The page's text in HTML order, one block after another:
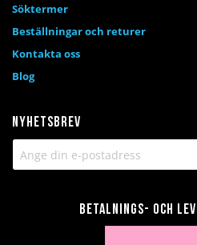
Nyhetsbrev
Betalnings- och
Söktermer
Beställningar och returer
Kontakta oss
Blog